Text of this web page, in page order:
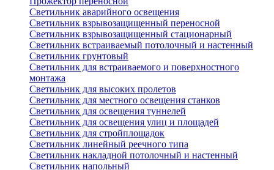
Светильник аварийного освещения
Светильник взрывозащищенный переносной
Светильник взрывозащищенный стационарный
Светильник встраиваемый потолочный и настенный
Светильник грунтовый
Светильник для встраиваемого и поверхностного
монтажа
Светильник для высоких пролетов
Светильник для местного освещения станков
Светильник для освещения туннелей
Светильник для освещения улиц и площадей
Светильник для стройплощадок
Светильник линейный реечного типа
Светильник накладной потолочный и настенный
Светильник напольный